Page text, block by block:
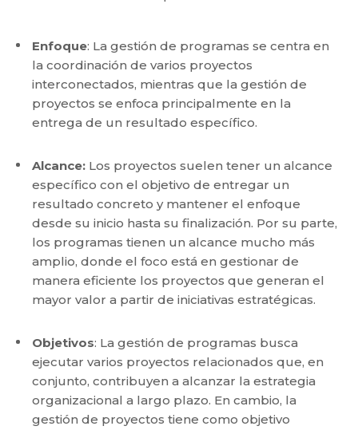
Enfoque: La gestión de programas se centra en
la coordinación de varios proyectos
interconectados, mientras que la gestión de
proyectos se enfoca principalmente en la
entrega de un resultado específico.
Alcance: Los proyectos suelen tener un alcance
específico con el objetivo de entregar un
resultado concreto y mantener el enfoque
desde su inicio hasta su finalización. Por su parte,
los programas tienen un alcance mucho más
amplio, donde el foco está en gestionar de
manera eficiente los proyectos que generan el
mayor valor a partir de iniciativas estratégicas.
Objetivos: La gestión de programas busca
ejecutar varios proyectos relacionados que, en
conjunto, contribuyen a alcanzar la estrategia
organizacional a largo plazo. En cambio, la
gestión de proyectos tiene como objetivo